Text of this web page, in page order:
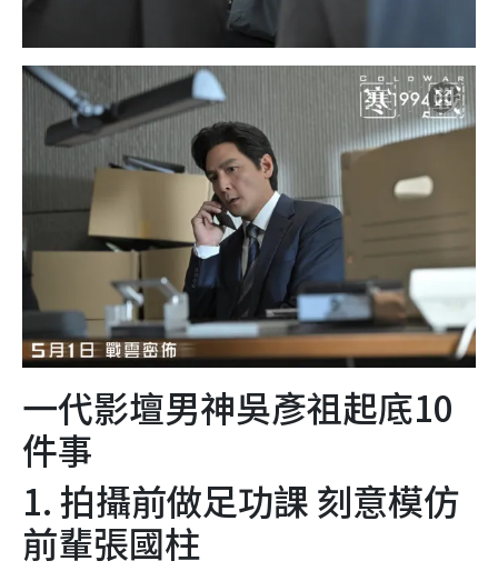
一代影壇男神吳彥祖起底10
件事
1. 拍攝前做足功課 刻意模仿
前輩張國柱